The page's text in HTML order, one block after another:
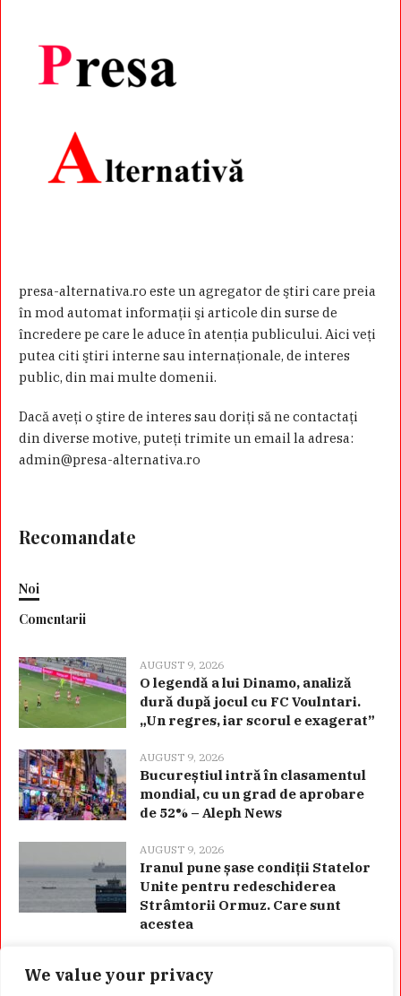
We value your privacy
presa-alternativa.ro este un agregator de ştiri care preia
în mod automat informaţii şi articole din surse de
încredere pe care le aduce în atenţia publicului. Aici veţi
putea citi ştiri interne sau internaţionale, de interes
public, din mai multe domenii.
Dacă aveţi o ştire de interes sau doriţi să ne contactaţi
din diverse motive, puteţi trimite un email la adresa:
admin@presa-alternativa.ro
Recomandate
Noi
Comentarii
AUGUST 9, 2026
O legendă a lui Dinamo, analiză
dură după jocul cu FC Voulntari.
„Un regres, iar scorul e exagerat”
AUGUST 9, 2026
Bucureștiul intră în clasamentul
mondial, cu un grad de aprobare
de 52% – Aleph News
AUGUST 9, 2026
Iranul pune șase condiții Statelor
Unite pentru redeschiderea
Strâmtorii Ormuz. Care sunt
acestea
Categorii